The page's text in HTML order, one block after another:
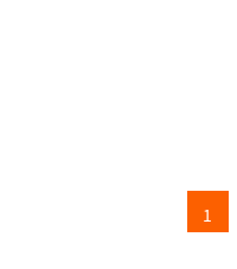
1